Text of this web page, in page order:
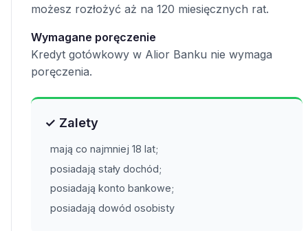
możesz rozłożyć aż na 120 miesięcznych rat.
Wymagane poręczenie
Kredyt gotówkowy w Alior Banku nie wymaga
poręczenia.
✓ Zalety
mają co najmniej 18 lat;
posiadają stały dochód;
posiadają konto bankowe;
posiadają dowód osobisty